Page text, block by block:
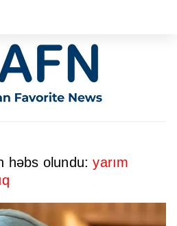
həbs olundu:yarım